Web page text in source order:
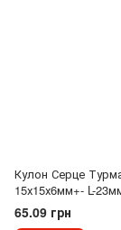
Кулон Серце
15х15х6мм+- L-
65.09 грн